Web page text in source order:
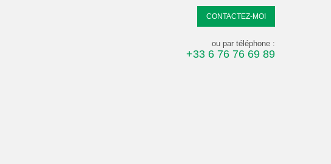
CONTACTEZ-MOI
ou par téléphone :
+33 6 76 76 69 89